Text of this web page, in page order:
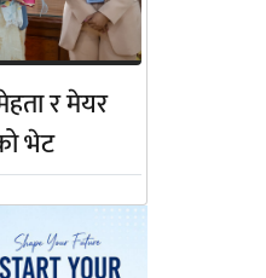
र मेयर
भेट